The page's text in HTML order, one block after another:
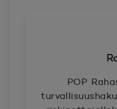
POP